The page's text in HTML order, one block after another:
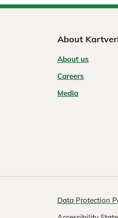
About
About us
Careers
Media
Data Protection